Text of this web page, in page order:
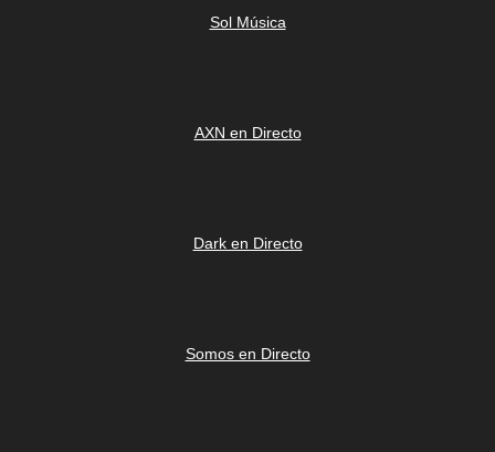
Sol Música
AXN en Directo
Dark en Directo
Somos en Directo